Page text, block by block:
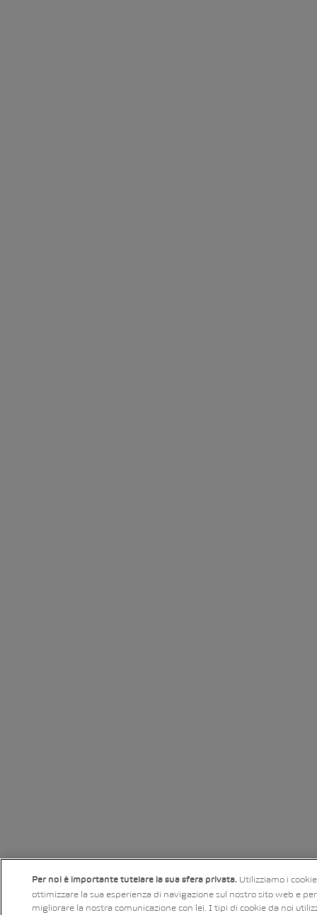
Per noi è importante tutelare la sua sfera privata. Utilizziamo i
ottimizzare la sua esperienza di navigazione sul nostro sito web e per
migliorare la nostra comunicazione con lei. I tipi di cookie da noi